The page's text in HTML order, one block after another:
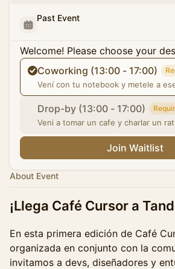
Past Event
Welcome! Please choose your
Coworking (13:00 - 17:00)
Vení con tu notebook y metele a
Drop-by (13:00 - 17:00)
Veni a tomar un cafe y charlar un
Join Waitlist
About Event
¡Llega Café Cursor a
En esta primera edición de Café
organizada en conjunto con la
invitamos a devs, diseñadores y